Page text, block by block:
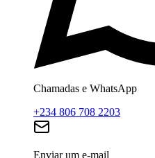
Chamadas e WhatsApp
+234 806 708 2203
Enviar um e-mail